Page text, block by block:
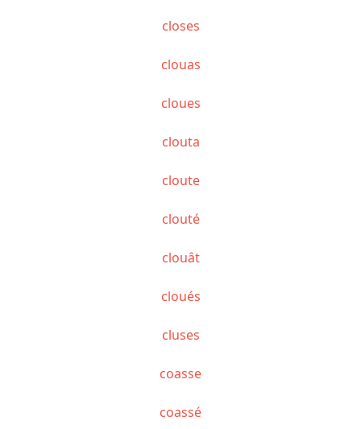
closes
clouas
cloues
clouta
cloute
clouté
clouât
cloués
cluses
coasse
coassé